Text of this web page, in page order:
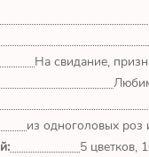
На свидание,
из одноголовых роз
5 цветков,